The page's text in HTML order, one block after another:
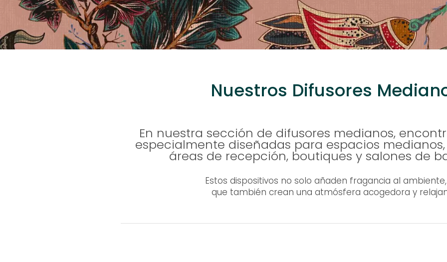
Nuestros Difusores
En nuestra sección de difusores medianos,
especialmente diseñadas para espacios
áreas de recepción, boutiques y salones de
Estos dispositivos no solo añaden fragancia al
que también crean una atmósfera acogedora y